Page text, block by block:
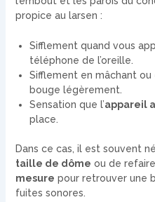
propice au larsen :
Sifflement quand vous
téléphone de l’oreille.
Sifflement en mâchant ou
bouge légèrement.
Sensation que l’appareil
place.
Dans ce cas, il est souvent
taille de dôme ou de
mesure pour retrouver une
fuites sonores.